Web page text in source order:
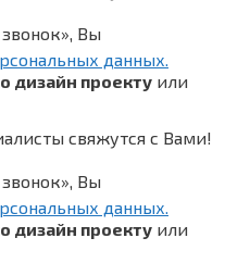
Вы
данных.
дизайн проекту или
свяжутся с Вами!
Вы
данных.
дизайн проекту или